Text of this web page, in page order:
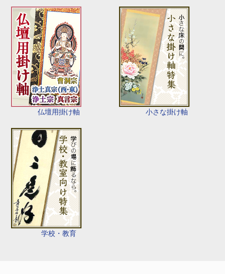
仏壇用掛け軸 小さな掛け軸
学校・教育